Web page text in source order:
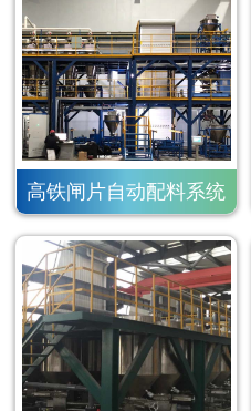
高铁闸片自动配料系统